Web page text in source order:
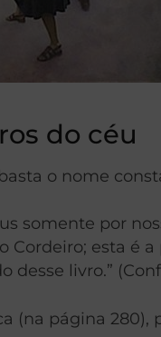
do céu
o nome
somente por
Cordeiro; esta é
livro.”
(na página 280),